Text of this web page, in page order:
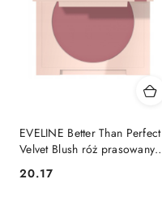
EVELINE Better Than Perfect
Velvet Blush róż prasowany
03 Rosewood
Cena:
20.17